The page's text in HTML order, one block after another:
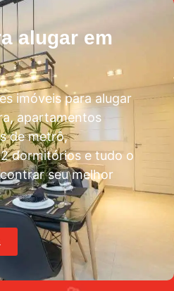
alugar em
imóveis para alugar
apartamentos
de metrô,
dormitórios e tudo o
seu melhor